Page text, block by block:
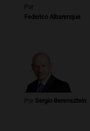
Por
Federico Albarenque
Por Sergio Berensztein